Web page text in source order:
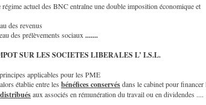
actuel des BNC entraîne une double imposition économique et
des revenus
des prélèvements sociaux .......
SUR LES SOCIETES LIBERALES L’ I.S.L.
applicables pour les PME
établie entre les bénéfices conservésdans le cabinet pour financer
aux associés en rémunération du travail ou en dividendes ....